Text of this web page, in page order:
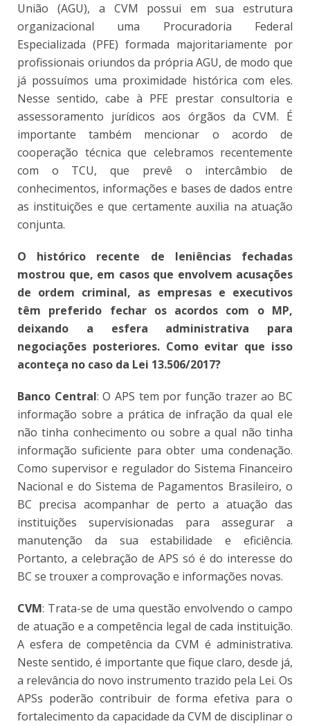
União (AGU), a CVM possui em sua estrutura
organizacional uma Procuradoria Federal
Especializada (PFE) formada majoritariamente por
profissionais oriundos da própria AGU, de modo que
já possuímos uma proximidade histórica com eles.
Nesse sentido, cabe à PFE prestar consultoria e
assessoramento jurídicos aos órgãos da CVM. É
importante também mencionar o acordo de
cooperação técnica que celebramos recentemente
com o TCU, que prevê o intercâmbio de
conhecimentos, informações e bases de dados entre
as instituições e que certamente auxilia na atuação
conjunta.
O histórico recente de leniências fechadas
mostrou que, em casos que envolvem acusações
de ordem criminal, as empresas e executivos
têm preferido fechar os acordos com o MP,
deixando a esfera administrativa para
negociações posteriores. Como evitar que isso
aconteça no caso da Lei 13.506/2017?
Banco Central: O APS tem por função trazer ao BC
informação sobre a prática de infração da qual ele
não tinha conhecimento ou sobre a qual não tinha
informação suficiente para obter uma condenação.
Como supervisor e regulador do Sistema Financeiro
Nacional e do Sistema de Pagamentos Brasileiro, o
BC precisa acompanhar de perto a atuação das
instituições supervisionadas para assegurar a
manutenção da sua estabilidade e eficiência.
Portanto, a celebração de APS só é do interesse do
BC se trouxer a comprovação e informações novas.
CVM: Trata-se de uma questão envolvendo o campo
de atuação e a competência legal de cada instituição.
A esfera de competência da CVM é administrativa.
Neste sentido, é importante que fique claro, desde já,
a relevância do novo instrumento trazido pela Lei. Os
APSs poderão contribuir de forma efetiva para o
fortalecimento da capacidade da CVM de disciplinar o